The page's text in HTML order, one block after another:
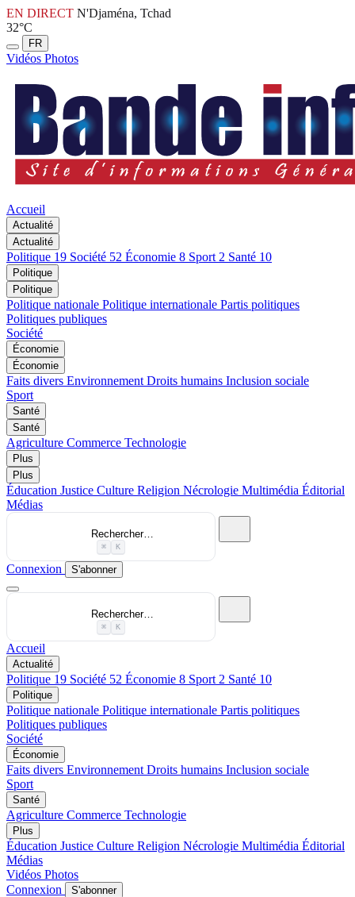
EN DIRECT N'Djaména, Tchad
32°C
FR
Vidéos Photos
Accueil
Actualité
Actualité
Politique 19 Société 52 Économie 8 Sport 2 Santé 10
Politique
Politique
Politique nationale Politique internationale Partis politiques
Politiques publiques
Société
Économie
Économie
Faits divers Environnement Droits humains Inclusion sociale
Sport
Santé
Santé
Agriculture Commerce Technologie
Plus
Plus
Éducation Justice Culture Religion Nécrologie Multimédia Éditorial
Médias
Rechercher…
⌘ K
Connexion S'abonner
Rechercher…
⌘ K
Accueil
Actualité
Politique 19 Société 52 Économie 8 Sport 2 Santé 10
Politique
Politique nationale Politique internationale Partis politiques
Politiques publiques
Société
Économie
Faits divers Environnement Droits humains Inclusion sociale
Sport
Santé
Agriculture Commerce Technologie
Plus
Éducation Justice Culture Religion Nécrologie Multimédia Éditorial
Médias
Vidéos Photos
Connexion
S'abonner